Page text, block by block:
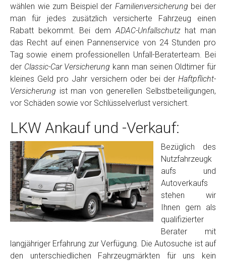
wählen wie zum Beispiel der Familienversicherung bei der
man für jedes zusätzlich versicherte Fahrzeug einen
Rabatt bekommt. Bei demADAC-Unfallschutzhat man
das Recht auf einen Pannenservice von 24 Stunden pro
Tag sowie einem professionellen Unfall-Beraterteam. Bei
der Classic-Car Versicherung kann man seinen Oldtimer für
kleines Geld pro Jahr versichern oder bei der Haftpflicht-
Versicherung ist man von generellen Selbstbeteiligungen,
vor Schäden sowie vor Schlüsselverlust versichert.
LKW Ankauf und -Verkauf:
Bezüglich des
Nutzfahrzeugk
aufs und
Autoverkaufs
stehen wir
Ihnen gern als
qualifizierter
Berater mit
langjähriger Erfahrung zur Verfügung. Die Autosuche ist auf
den unterschiedlichen Fahrzeugmärkten für uns kein